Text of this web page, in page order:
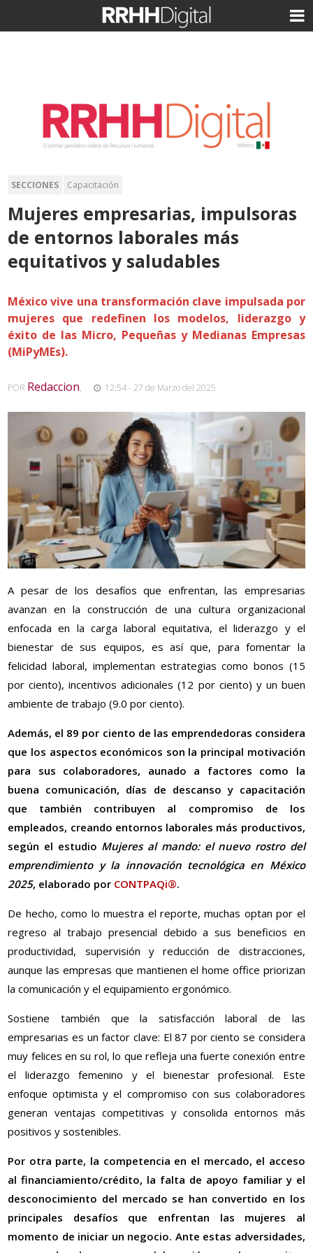
SECCIONES Capacitación
Mujeres empresarias, impulsoras
de entornos laborales más
equitativos y saludables
México vive una transformación clave impulsada por
mujeres que redefinen los modelos, liderazgo y
éxito de las Micro, Pequeñas y Medianas Empresas
(MiPyMEs).
POR Redaccion, 12:54 - 27 de Marzo del 2025
A pesar de los desafíos que enfrentan, las empresarias
avanzan en la construcción de una cultura organizacional
enfocada en la carga laboral equitativa, el liderazgo y el
bienestar de sus equipos, es así que, para fomentar la
felicidad laboral, implementan estrategias como bonos (15
por ciento), incentivos adicionales (12 por ciento) y un buen
ambiente de trabajo (9.0 por ciento).
Además, el 89 por ciento de las emprendedoras considera
que los aspectos económicos son la principal motivación
para sus colaboradores, aunado a factores como la
buena comunicación, días de descanso y capacitación
que también contribuyen al compromiso de los
empleados, creando entornos laborales más productivos,
según el estudio Mujeres al mando: el nuevo rostro del
emprendimiento y la innovación tecnológica en México
2025, elaborado por CONTPAQi®.
De hecho, como lo muestra el reporte, muchas optan por el
regreso al trabajo presencial debido a sus beneficios en
productividad, supervisión y reducción de distracciones,
aunque las empresas que mantienen el home office priorizan
la comunicación y el equipamiento ergonómico.
Sostiene también que la satisfacción laboral de las
empresarias es un factor clave: El 87 por ciento se considera
muy felices en su rol, lo que refleja una fuerte conexión entre
el liderazgo femenino y el bienestar profesional. Este
enfoque optimista y el compromiso con sus colaboradores
generan ventajas competitivas y consolida entornos más
positivos y sostenibles.
Por otra parte, la competencia en el mercado, el acceso
al financiamiento/crédito, la falta de apoyo familiar y el
desconocimiento del mercado se han convertido en los
principales desafíos que enfrentan las mujeres al
momento de iniciar un negocio. Ante estas adversidades,